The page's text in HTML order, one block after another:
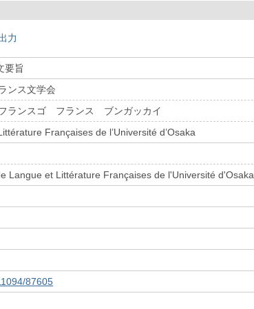
力
旨
ンス文学会
ランスゴ フランス ブンガッカイ
Françaises de l’Université d’Osaka
Langue et Littérature Françaises de l'Université d'Osaka
87605